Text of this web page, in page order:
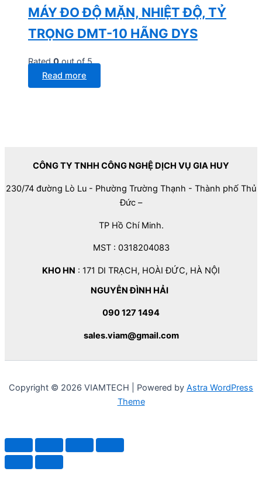
MÁY ĐO ĐỘ MẶN, NHIỆT ĐỘ, TỶ
TRỌNG DMT-10 HÃNG DYS
Rated0out of 5
Read more
CÔNG TY TNHH CÔNG NGHỆ DỊCH VỤ GIA HUY
230/74 đường Lò Lu - Phường Trường Thạnh - Thành phố Thủ
Đức –
TP Hồ Chí Minh.
MST : 0318204083
KHO HN : 171 DI TRẠCH, HOÀI ĐỨC, HÀ NỘI
NGUYỄN ĐÌNH HẢI
090 127 1494
sales.viam@gmail.com
Copyright © 2026 VIAMTECH | Powered by Astra WordPress
Theme